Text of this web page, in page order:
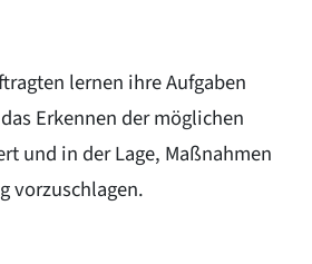
lernen ihre Aufgaben
Erkennen der möglichen
und in der Lage, Maßnahmen
vorzuschlagen.